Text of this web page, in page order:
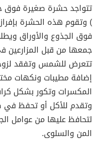
تتواجد حشرة صغيرة فوق
) وتقوم هذه الحشرة
فوق الجذوع والأوراق
جمعها من قبل المزارعين
تتعرض للشمس وتفقد
إضافة مطيبات ونكهات
المكسرات وتكور بشكل
وتقدم للأكل أو تحفظ
لتحافظ عليها من عوامل
المن والسلوى.